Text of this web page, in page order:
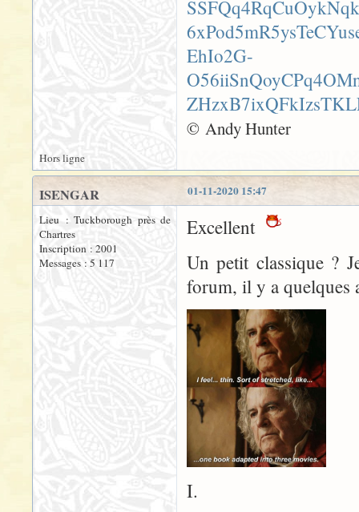
© Andy Hunter
Hors ligne
01-11-2020 15:47
ISENGAR
Lieu : Tuckborough près de
Chartres
Inscription : 2001
Messages : 5 117
Excellent
Un petit classique ?
forum, il y a quelques
I.